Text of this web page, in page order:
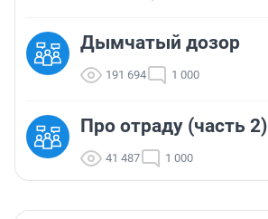
Дымчатый дозор
191 694 1 000
Про отраду (часть 2)
41 487 1 000